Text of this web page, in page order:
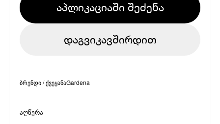
აპლიკაციაში შეძენა
დაგვიკავშირდით
ბრენდი / ქვეყანაGardena
აღწერა